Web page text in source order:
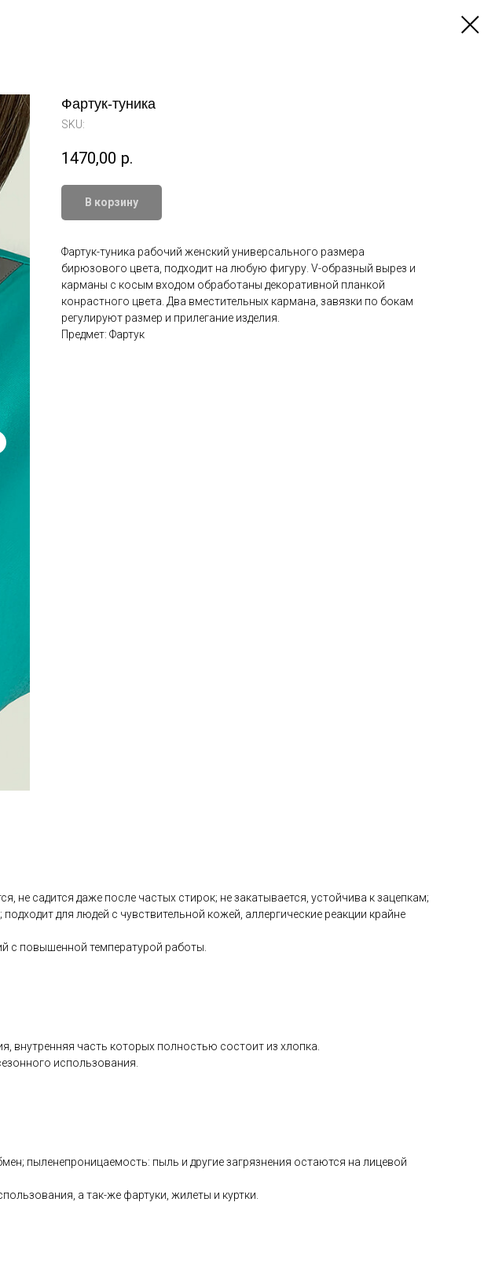
Фартук-туника
SKU:
1470,00 р.
В корзину
Фартук-туника рабочий женский универсального размера
бирюзового цвета, подходит на любую фигуру. V-образный вырез и
карманы с косым входом обработаны декоративной планкой
конрастного цвета. Два вместительных кармана, завязки по бокам
регулируют размер и прилегание изделия.
Предмет: Фартук
не садится даже после частых стирок; не закатывается, устойчива к зацепкам;
для людей с чувствительной кожей, аллергические реакции крайне
с повышенной температурой работы.
внутренняя часть которых полностью состоит из хлопка.
использования.
пыленепроницаемость: пыль и другие загрязнения остаются на лицевой
а так-же фартуки, жилеты и куртки.